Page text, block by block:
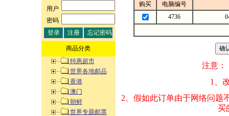
用户:
密码:
商品分类
特惠超市
世界各地邮品
香港
澳门
朝鲜
世界专题邮票
购买
电脑编号
4736
注意：
1、改变商品数量
2、假如此订单由
买的邮品的“